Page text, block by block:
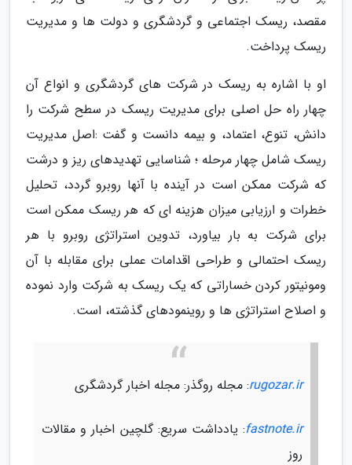
مقصد، ریسک اجتماعی و گردشگری و دولت ها و مدیریت
ریسک پرداخت.
او با اشاره به ریسک در شرکت های گردشگری و انواع آن
چهار راه حل اصلی برای مدیریت ریسک در سطح شرکت را
دانش، تنوع، اعتماد، و بیمه دانست و گفت :اصل مدیریت
ریسک شامل چهار مرحله ؛ شناسایی تهدیدهای ریز و درشت
که شرکت ممکن است در آینده با آنها روبرو گردد، تحلیل
خطرات و ارزیابی میزان هزینه ای که هر ریسک ممکن است
برای شرکت به بار بیاورد، تدوین استراتژی روبرو با هر
ریسک احتمالی و طراحی اقدامات عملی برای مقابله با آن
ومونیتور کردن خساراتی که یک ریسک به شرکت وارد نموده
و اصلاح استراتژی ها و روینمودهای گذشته، است.
rugozar.ir: مجله روگذر: مجله اخبار گردشگری
fastnote.ir: یادداشت سریع: گلچین اخبار و مقالات
روز